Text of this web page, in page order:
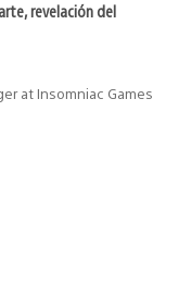
revelación del
at Insomniac Games